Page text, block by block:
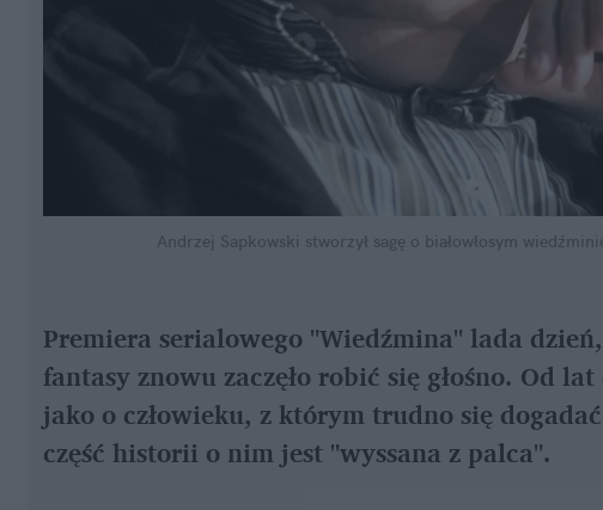
Andrzej Sapkowski stworzył sagę o białowłosym
Premiera serialowego "Wiedźmina" lada
fantasy znowu zaczęło robić się głośno. Od
jako o człowieku, z którym trudno się
część historii o nim jest "wyssana z palca".